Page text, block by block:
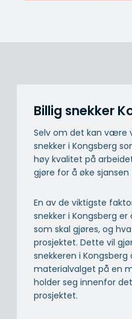
Billig snekker
Selv om det kan være
snekker i Kongsberg
høy kvalitet på
gjøre for å øke
En av de viktigste
snekker i Kongsberg
som skal gjøres, og
prosjektet. Dette vil
snekkeren i
materialvalget på en
holder seg innenfor
prosjektet.